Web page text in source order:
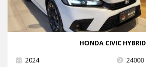
HONDA CIVIC HYBRID
2024
24000